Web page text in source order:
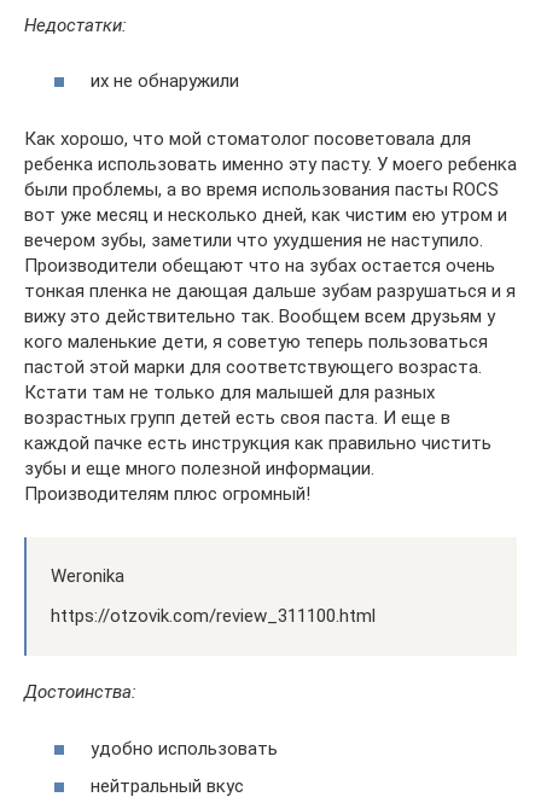
Недостатки:
их не обнаружили
Как хорошо, что мой стоматолог посоветовала для
ребенка использовать именно эту пасту. У моего ребенка
были проблемы, а во время использования пасты ROCS
вот уже месяц и несколько дней, как чистим ею утром и
вечером зубы, заметили что ухудшения не наступило.
Производители обещают что на зубах остается очень
тонкая пленка не дающая дальше зубам разрушаться и я
вижу это действительно так. Вообщем всем друзьям у
кого маленькие дети, я советую теперь пользоваться
пастой этой марки для соответствующего возраста.
Кстати там не только для малышей для разных
возрастных групп детей есть своя паста. И еще в
каждой пачке есть инструкция как правильно чистить
зубы и еще много полезной информации.
Производителям плюс огромный!
Weronika
https://otzovik.com/review_311100.html
Достоинства:
удобно использовать
нейтральный вкус